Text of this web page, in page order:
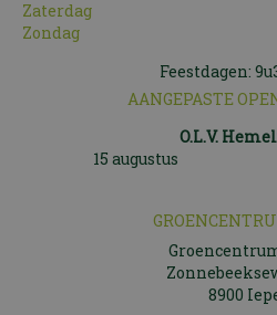
Zaterdag
Zondag
Feestdagen:
AANGEPASTE
O.L.V.
15 augustus
8900